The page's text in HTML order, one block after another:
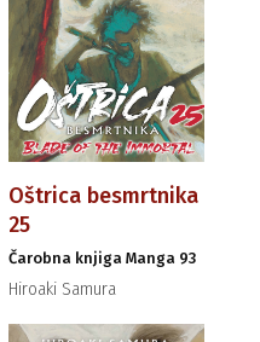
Oštrica besmrtnika
25
Čarobna knjiga Manga 93
Hiroaki Samura